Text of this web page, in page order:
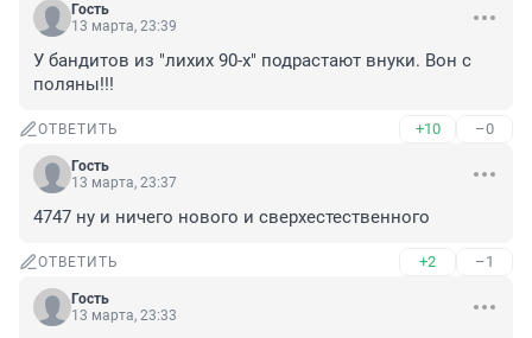
Гость
13 марта, 23:39
У бандитов из "лихих 90-х" подрастают внуки. Вон с
поляны!!!
ОТВЕТИТЬ +10 –0
Гость
13 марта, 23:37
4747 ну и ничего нового и сверхестественного
ОТВЕТИТЬ +2 –1
Гость
13 марта, 23:33